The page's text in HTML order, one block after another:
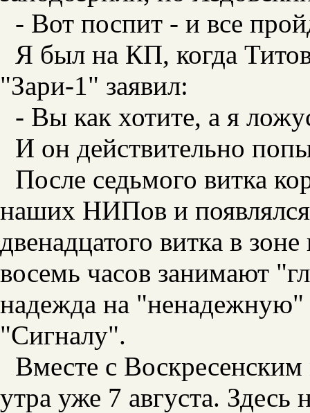
- Вот поспит - и все
Я был на КП, когда
"Зари-1" заявил:
- Вы как хотите, а я
И он действительно
После седьмого витка
наших НИПов и появлялся
двенадцатого витка в
восемь часов занимают
надежда на "ненадежную"
"Сигналу".
Вместе с
утра уже 7 августа. Здесь